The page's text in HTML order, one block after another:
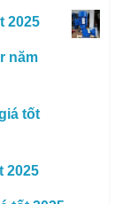
2025
năm
tốt
2025